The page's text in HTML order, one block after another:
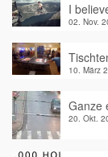
I
02. Nov.
10. März
Ganze
20. Okt.